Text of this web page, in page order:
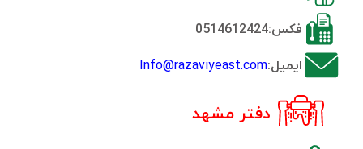
فکس:0514612424
ایمیل:Info@razaviyeast.com
دفتر مشهد